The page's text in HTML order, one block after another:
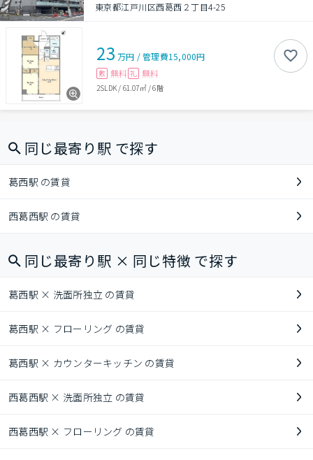
東京都江戸川区西葛西２丁目4-25
23 万円 /管理費15,000円
敷 無料 礼 無料
2SLDK / 61.07㎡/6階
同じ最寄り駅 で探す
葛西駅 の賃貸
西葛西駅 の賃貸
同じ最寄り駅 × 同じ特徴 で探す
葛西駅 × 洗面所独立 の賃貸
葛西駅 × フローリング の賃貸
葛西駅 × カウンターキッチン の賃貸
西葛西駅 × 洗面所独立 の賃貸
西葛西駅 × フローリング の賃貸